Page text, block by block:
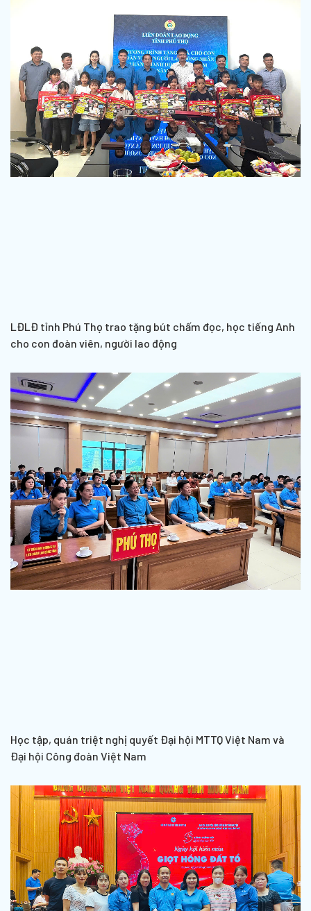
LĐLĐ tỉnh Phú Thọ trao tặng bút chấm đọc, học tiếng Anh
cho con đoàn viên, người lao động
Học tập, quán triệt nghị quyết Đại hội MTTQ Việt Nam và
Đại hội Công đoàn Việt Nam